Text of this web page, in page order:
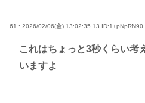
61 : 2026/02/06(金) 13:02:35.13 ID:1+pNpRN90
これはちょっと3秒くらい考
いますよ